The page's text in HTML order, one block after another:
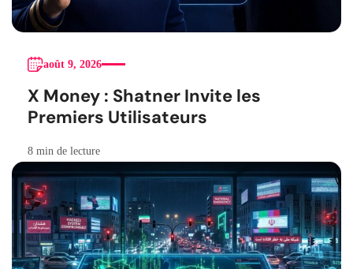
août 9, 2026
X Money : Shatner Invite les
Premiers Utilisateurs
8 min de lecture